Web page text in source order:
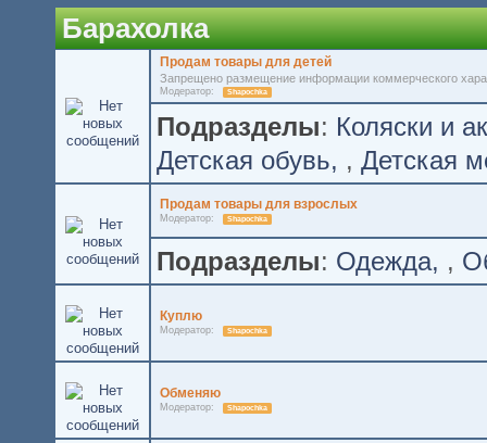
Барахолка
Продам товары для детей
Запрещено размещение информации коммерческого
Модератор: Shapochka
Подразделы: Коляски и
Детская обувь
, Детская
Продам товары для взрослых
Модератор: Shapochka
Подразделы: Одежда ,
Куплю
Модератор: Shapochka
Обменяю
Модератор: Shapochka